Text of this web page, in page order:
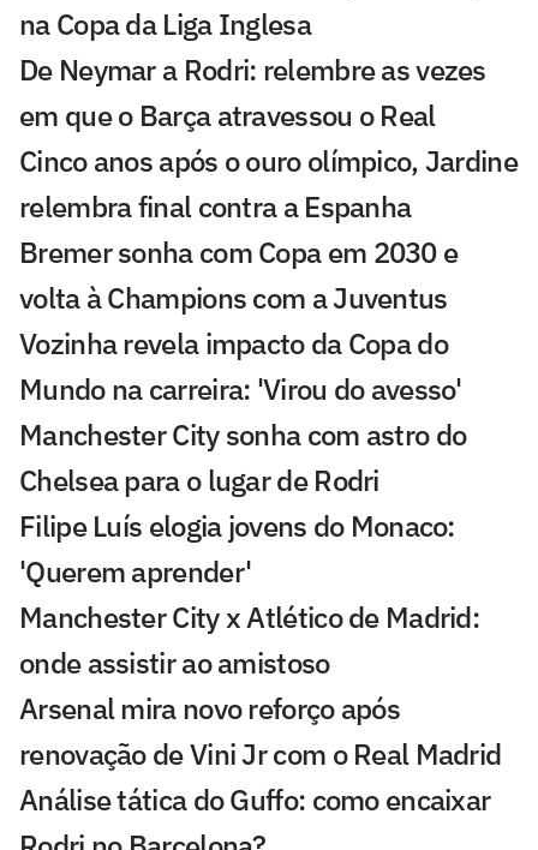
na Copa da Liga Inglesa
De Neymar a Rodri: relembre as vezes
em que o Barça atravessou o Real
Cinco anos após o ouro olímpico, Jardine
relembra final contra a Espanha
Bremer sonha com Copa em 2030 e
volta à Champions com a Juventus
Vozinha revela impacto da Copa do
Mundo na carreira: 'Virou do avesso'
Manchester City sonha com astro do
Chelsea para o lugar de Rodri
Filipe Luís elogia jovens do Monaco:
'Querem aprender'
Manchester City x Atlético de Madrid:
onde assistir ao amistoso
Arsenal mira novo reforço após
renovação de Vini Jr com o Real Madrid
Análise tática do Guffo: como encaixar